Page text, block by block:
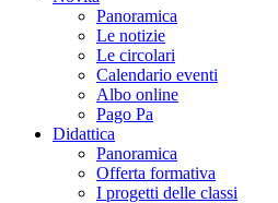
Panoramica
Le notizie
Le circolari
Calendario eventi
Albo online
Pago Pa
Didattica
Panoramica
Offerta formativa
I progetti delle classi